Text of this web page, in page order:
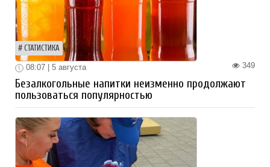
СТАТИСТИКА
349
08:07 | 5 августа
Безалкогольные напитки неизменно продолжают
пользоваться популярностью